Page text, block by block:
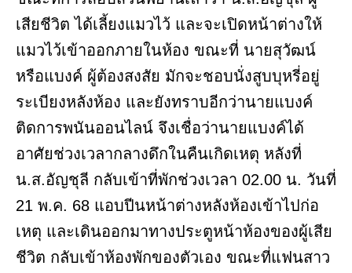
เสียชีวิต ได้เลี้ยงแมวไว้ และจะเปิดหน้าต่างให้
แมวไว้เข้าออกภายในห้อง ขณะที่ นายสุวัฒน์
หรือแบงค์ ผู้ต้องสงสัย มักจะชอบนั่งสูบบุหรี่อยู่
ระเบียงหลังห้อง และยังทราบอีกว่านายแบงค์
ติดการพนันออนไลน์ จึงเชื่อว่านายแบงค์ได้
อาศัยช่วงเวลากลางดึกในคืนเกิดเหตุ หลังที่
น.ส.อัญชุลี กลับเข้าที่พักช่วงเวลา 02.00 น. วันที่
21 พ.ค. 68 แอบปีนหน้าต่างหลังห้องเข้าไปก่อ
เหตุ และเดินออกมาทางประตูหน้าห้องของผู้เสีย
ชีวิต กลับเข้าห้องพักของตัวเอง ขณะที่แฟนสาว